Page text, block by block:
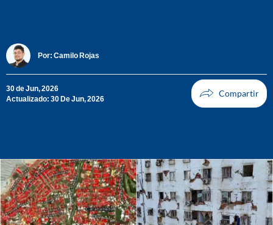
Por: Camilo Rojas
30 de Jun, 2026
Actualizado: 30 De Jun, 2026